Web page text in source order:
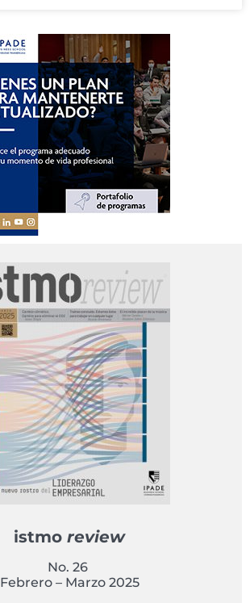
istmo review
No. 26
Febrero – Marzo 2025